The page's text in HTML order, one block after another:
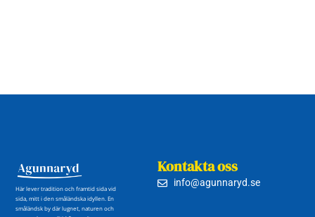
Här lever tradition och framtid sida vid
sida, mitt i den småländska idyllen. En
småländsk by där lugnet, naturen och
Kontakta oss
info@agunnaryd.se